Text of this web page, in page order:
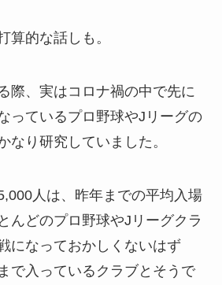
算的な話しも。
際、実はコロナ禍の中で先に
っているプロ野球やJリーグの
なり研究していました。
人は、昨年までの平均入場
んどのプロ野球やJリーグクラ
になっておかしくないはず
で入っているクラブとそうで